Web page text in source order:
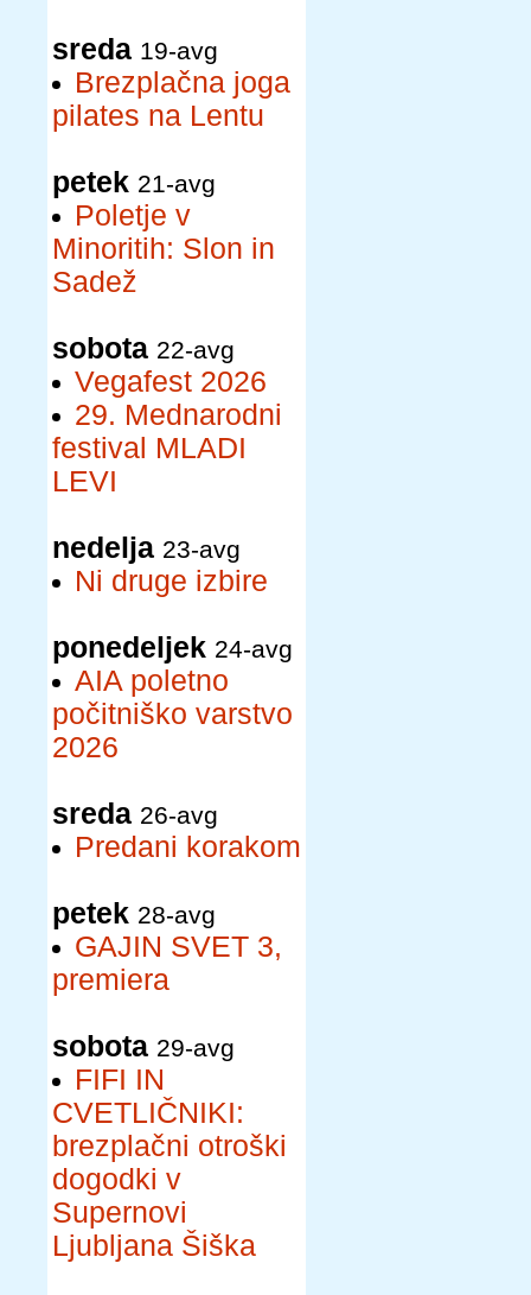
sreda 19-avg
Brezplačna joga
pilates na Lentu
petek 21-avg
Poletje v
Minoritih: Slon in
Sadež
sobota 22-avg
Vegafest 2026
29. Mednarodni
festival MLADI
LEVI
nedelja 23-avg
Ni druge izbire
ponedeljek 24-avg
AIA poletno
počitniško varstvo
2026
sreda 26-avg
Predani korakom
petek 28-avg
GAJIN SVET 3,
premiera
sobota 29-avg
FIFI IN
CVETLIČNIKI:
brezplačni otroški
dogodki v
Supernovi
Ljubljana Šiška